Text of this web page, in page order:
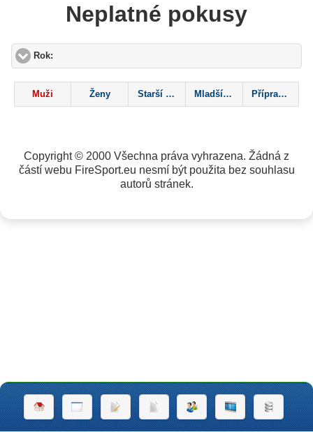
Neplatné pokusy
Rok:
Muži Ženy Starší žáci Mladší žáci Přípravka
Copyright © 2000 Všechna práva vyhrazena. Žádná z
částí webu FireSport.eu nesmí být použita bez souhlasu
autorů stránek.